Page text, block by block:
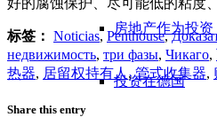
房地产作为投资
投资在德国
好的腐蚀保护、尽可能低的粘度
标签： Noticias,Penthouse,
недвижимость, три фазы, Чикаго,
热器, 居留权持有人 ,管式收集器,
Share this entry